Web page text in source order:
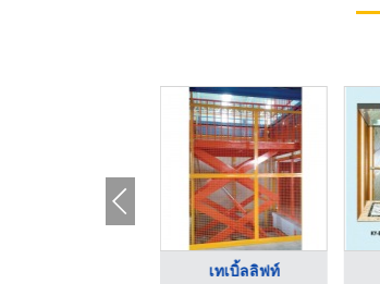
เทเบิ้ลลิฟท์